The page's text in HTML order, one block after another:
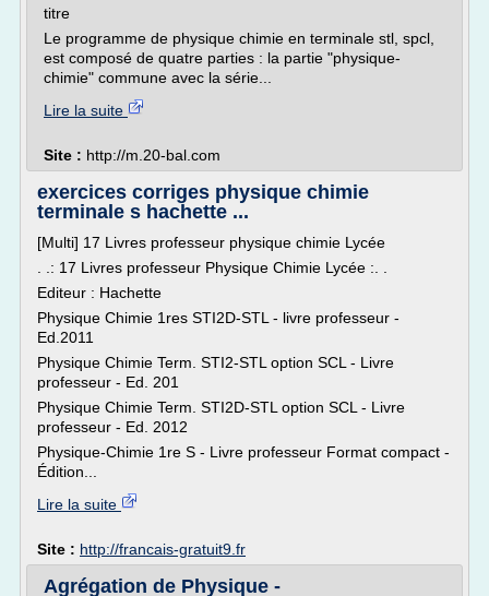
titre
Le programme de physique chimie en terminale stl, spcl,
est composé de quatre parties : la partie "physique-
chimie" commune avec la série...
Lire la suite
Site : http://m.20-bal.com
exercices corriges physique chimie
terminale s hachette ...
[Multi] 17 Livres professeur physique chimie Lycée
. .: 17 Livres professeur Physique Chimie Lycée :. .
Editeur : Hachette
Physique Chimie 1res STI2D-STL - livre professeur -
Ed.2011
Physique Chimie Term. STI2-STL option SCL - Livre
professeur - Ed. 201
Physique Chimie Term. STI2D-STL option SCL - Livre
professeur - Ed. 2012
Physique-Chimie 1re S - Livre professeur Format compact -
Édition...
Lire la suite
Site : http://francais-gratuit9.fr
Agrégation de Physique -